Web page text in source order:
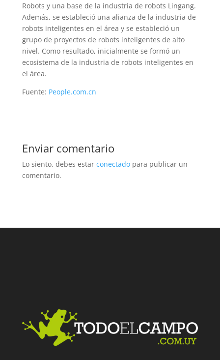
Robots y una base de la industria de robots Lingang.
Además, se estableció una alianza de la industria de
robots inteligentes en el área y se estableció un
grupo de proyectos de robots inteligentes de alto
nivel. Como resultado, inicialmente se formó un
ecosistema de la industria de robots inteligentes en
el área.
Fuente: People.com.cn
Enviar comentario
Lo siento, debes estar conectadopara publicar un
comentario.
Facebook